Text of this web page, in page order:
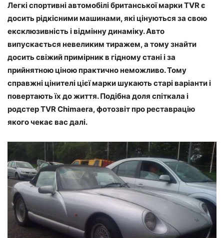
Легкі спортивні автомобілі британської марки TVR є
досить рідкісними машинами, які цінуються за свою
ексклюзивність і відмінну динаміку. Авто
випускається невеликим тиражем, а тому знайти
досить свіжий примірник в гідному стані і за
прийнятною ціною практично неможливо. Тому
справжні цінителі цієї марки шукають старі варіанти і
повертають їх до життя. Подібна доля спіткала і
родстер TVR Chimaera, фотозвіт про реставрацію
якого чекає вас далі.